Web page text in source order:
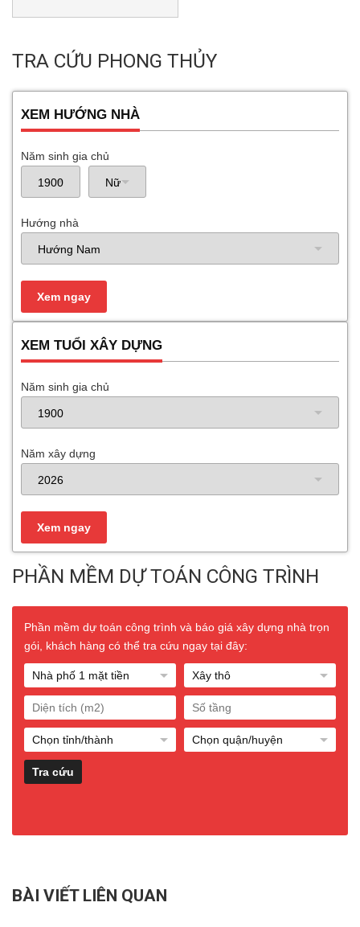
TRA CỨU PHONG THỦY
XEM HƯỚNG NHÀ
Năm sinh gia chủ
Hướng nhà
XEM TUỔI XÂY DỰNG
Năm sinh gia chủ
Năm xây dựng
PHẦN MỀM DỰ TOÁN CÔNG TRÌNH
Phần mềm dự toán công trình và báo giá xây dựng nhà trọn
gói, khách hàng có thể tra cứu ngay tại đây:
BÀI VIẾT LIÊN QUAN